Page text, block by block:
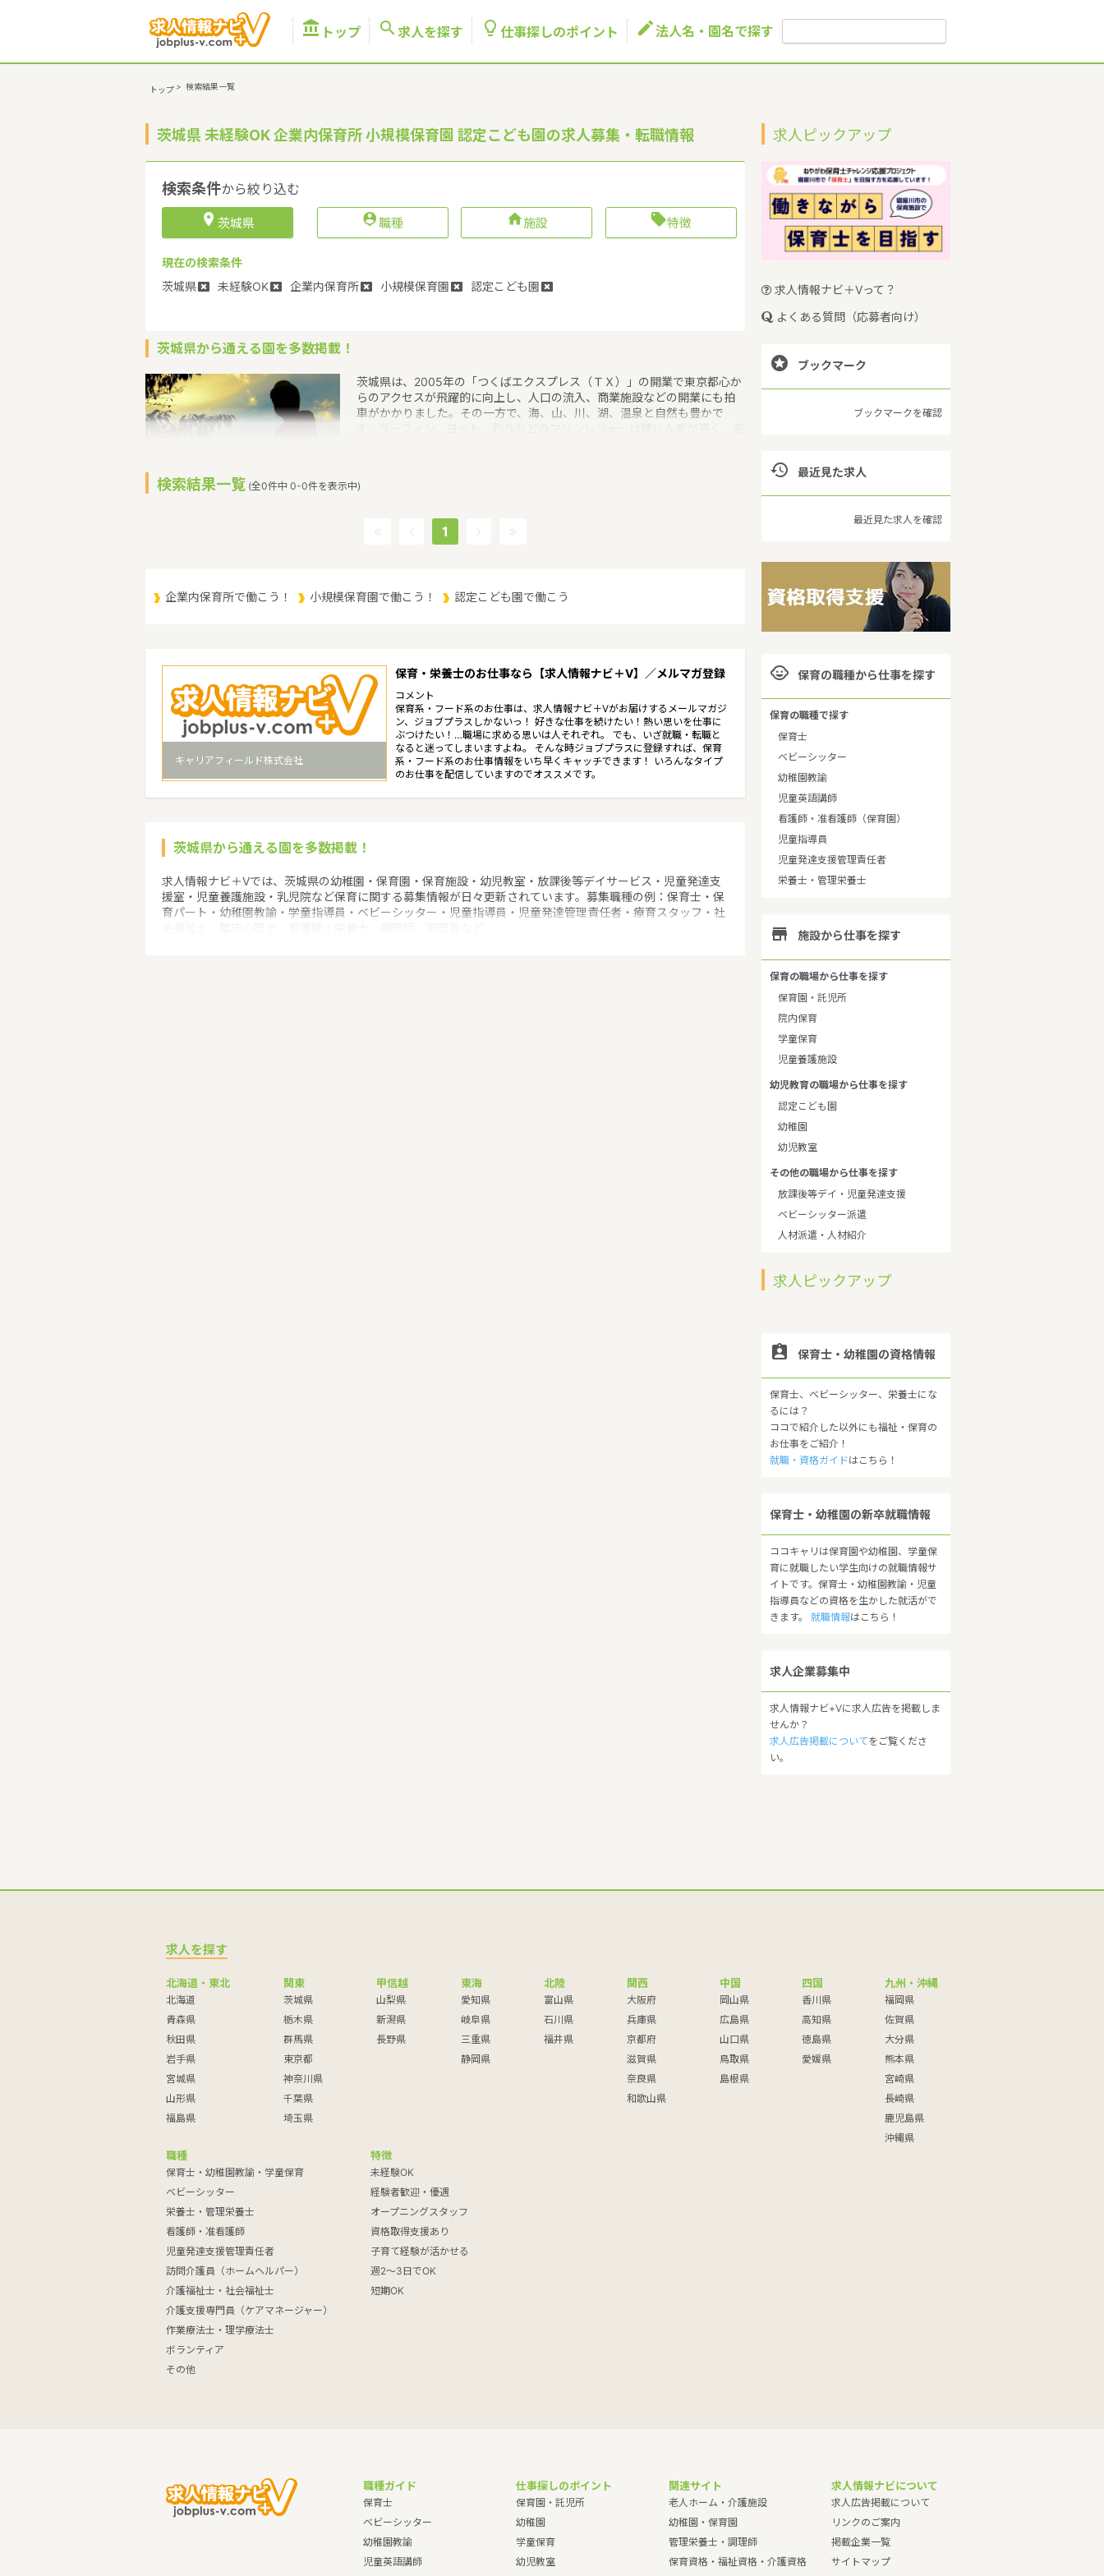
 トップ  求人を探す  仕事探しのポイント 法人名・園名で探す
トップ > 検索結果一覧
茨城県 未経験OK 企業内保育所 小規模保育園 認定こども園の求人募集・転職情報
検索条件から絞り込む
 茨城県 職種 施設 特徴
現在の検索条件
茨城県
未経験OK 企業内保育所 小規模保育園 認定こども園
茨城県から通える園を多数掲載！
茨城県は、2005年の「つくばエクスプレス（ＴＸ）」の開業で東京都心か
らのアクセスが飛躍的に向上し、人口の流入、商業施設などの開業にも拍
車がかかりました。その一方で、海、山、川、湖、温泉と自然も豊かで
補助者雇上費貸付事業というような保育に関する取り組みを行っていま
育所や保育施設が849施設あり、保育士求人倍率が2.19となっています。
（2017年10月現在）茨城県の市町村は44。茨城県家賃相場：6.0万円
検索結果一覧 (全0件中 0-0件を表示中)
1
企業内保育所で働こう！ 小規模保育園で働こう！ 認定こども園で働こう
キャリアフィールド株式会社
保育・栄養士のお仕事なら【求人情報ナビ＋V】／メルマガ登録
コメント
保育系・フード系のお仕事は、求人情報ナビ＋Vがお届けするメールマガジ
ン、ジョブプラスしかないっ！ 好きな仕事を続けたい！熱い思いを仕事に
ぶつけたい！…職場に求める思いは人それぞれ。 でも、いざ就職・転職と
なると迷ってしまいますよね。 そんな時ジョブプラスに登録すれば、保育
系・フード系のお仕事情報をいち早くキャッチできます！ いろんなタイプ
のお仕事を配信していますのでオススメです。
茨城県から通える園を多数掲載！
求人情報ナビ＋Vでは、茨城県の幼稚園・保育園・保育施設・幼児教室・放課後等デイサービス・児童発達支
援室・児童養護施設・乳児院など保育に関する募集情報が日々更新されています。募集職種の例：保育士・保
育パート・幼稚園教諭・学童指導員・ベビーシッター・児童指導員・児童発達管理責任者・療育スタッフ・社
求人ピックアップ
求人情報ナビ＋Vって？
よくある質問（応募者向け）
 ブックマーク
ブックマークを確認
 最近見た求人
最近見た求人を確認
 保育の職種から仕事を探す
保育の職種で探す
保育士
ベビーシッター
幼稚園教諭
児童英語講師
看護師・准看護師（保育園）
児童指導員
児童発達支援管理責任者
栄養士・管理栄養士
 施設から仕事を探す
保育の職場から仕事を探す
保育園・託児所
院内保育
学童保育
児童養護施設
幼児教育の職場から仕事を探す
認定こども園
幼稚園
幼児教室
その他の職場から仕事を探す
放課後等デイ・児童発達支援
ベビーシッター派遣
人材派遣・人材紹介
求人ピックアップ
 保育士・幼稚園の資格情報
保育士、ベビーシッター、栄養士にな
るには？
ココで紹介した以外にも福祉・保育の
お仕事をご紹介！
就職・資格ガイドはこちら！
保育士・幼稚園の新卒就職情報
ココキャリは保育園や幼稚園、学童保
育に就職したい学生向けの就職情報サ
イトです。保育士・幼稚園教諭・児童
指導員などの資格を生かした就活がで
きます。 就職情報はこちら！
求人企業募集中
求人情報ナビ+Vに求人広告を掲載しま
せんか？
求人広告掲載についてをご覧くださ
い。
求人を探す
北海道・東北
北海道
青森県
秋田県
岩手県
宮城県
山形県
福島県
関東
茨城県
栃木県
群馬県
東京都
神奈川県
千葉県
埼玉県
甲信越
山梨県
新潟県
長野県
東海
愛知県
岐阜県
三重県
静岡県
北陸
富山県
石川県
福井県
関西
大阪府
兵庫県
京都府
滋賀県
奈良県
和歌山県
中国
岡山県
広島県
山口県
鳥取県
島根県
四国
香川県
高知県
徳島県
愛媛県
九州・沖縄
福岡県
佐賀県
大分県
熊本県
宮崎県
長崎県
鹿児島県
沖縄県
職種
保育士・幼稚園教諭・学童保育
ベビーシッター
栄養士・管理栄養士
看護師・准看護師
児童発達支援管理責任者
訪問介護員（ホームヘルパー）
介護福祉士・社会福祉士
介護支援専門員（ケアマネージャー）
作業療法士・理学療法士
ボランティア
その他
特徴
未経験OK
経験者歓迎・優遇
オープニングスタッフ
資格取得支援あり
子育て経験が活かせる
週2～3日でOK
短期OK
職種ガイド
保育士
ベビーシッター
幼稚園教諭
児童英語講師
仕事探しのポイント
保育園・託児所
幼稚園
学童保育
幼児教室
関連サイト
老人ホーム・介護施設
幼稚園・保育園
管理栄養士・調理師
保育資格・福祉資格・介護資格
求人情報ナビについて
求人広告掲載について
リンクのご案内
掲載企業一覧
サイトマップ